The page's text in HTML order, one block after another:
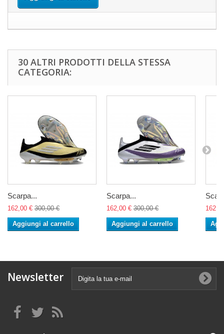
30 ALTRI PRODOTTI DELLA STESSA
CATEGORIA:
Scarpa...
162,00 € 300,00 €
Aggiungi al carrello
Scarpa...
162,00 € 300,00 €
Aggiungi al carrello
Newsletter